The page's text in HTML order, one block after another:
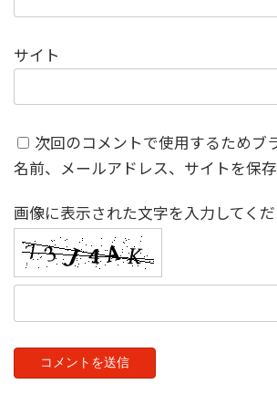
サイト
次回のコメントで使用するためブ
名前、メールアドレス、サイトを保存
画像に表示された文字を入力してく